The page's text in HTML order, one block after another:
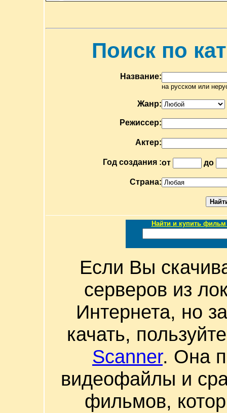
Поиск по
Название:
на русском или
Жанр:
Режиссер:
Актер:
Год создания :от до
Страна:
Найти и купить фильм
Если Вы
серверов из
Интернета, но
качать,
Scanner. Она
видеофайлы и
фильмов,